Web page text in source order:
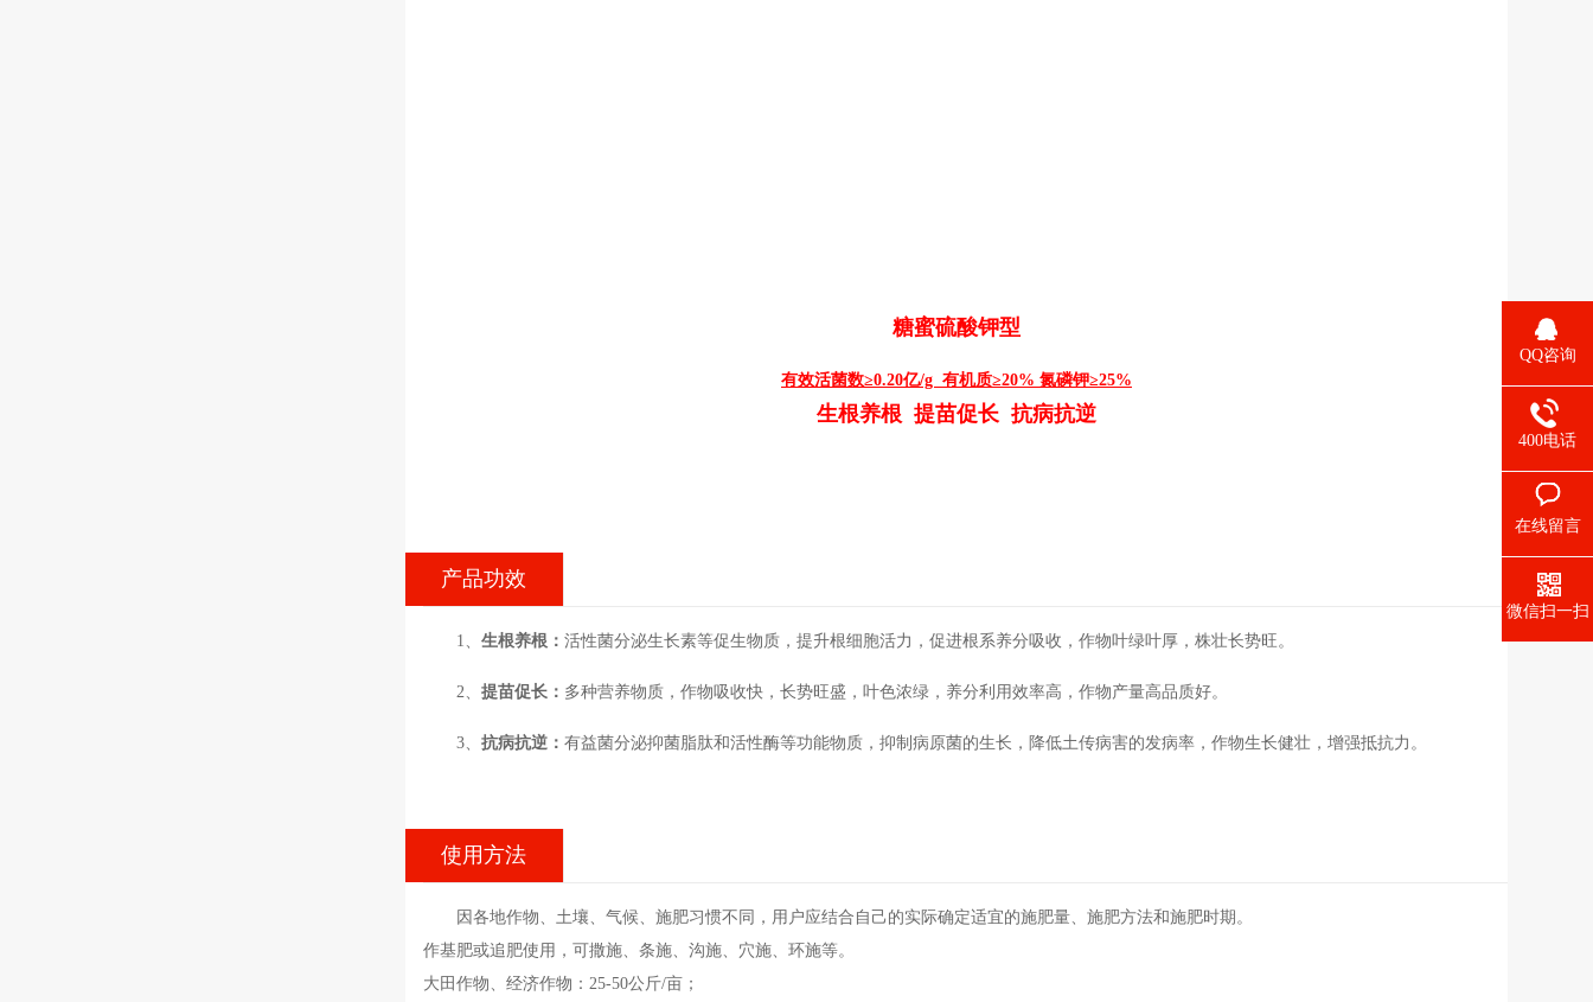
糖蜜硫酸钾型
有效活菌数≥0.20亿/g 有机质≥20% 氮磷钾≥25%
生根养根 提苗促长 抗病抗逆
产品功效
1、 生根养根： 活性菌分泌生长素等促生物质，提升根细胞活力，促进根系养分吸收，作物叶绿叶厚，株壮长势旺。
2、 提苗促长： 多种营养物质，作物吸收快，长势旺盛，叶色浓绿，养分利用效率高，作物产量高品质好。
3、 抗病抗逆： 有益菌分泌抑菌脂肽和活性酶等功能物质，抑制病原菌的生长，降低土传病害的发病率，作物生长健壮，增强抵抗力。
使用方法
因各地作物、土壤、气候、施肥习惯不同，用户应结合自己的实际确定适宜的施肥量、施肥方法和施肥时期。
作基肥或追肥使用，可撒施、条施、沟施、穴施、环施等。
大田作物、经济作物：25-50公斤/亩；
QQ咨询
400电话
在线留言
微信扫一扫